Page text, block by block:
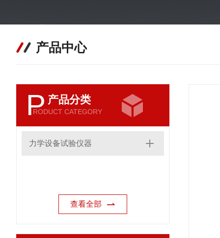
产品中心
P 产品分类
RODUCT CATEGORY
力学设备试验仪器
查看全部